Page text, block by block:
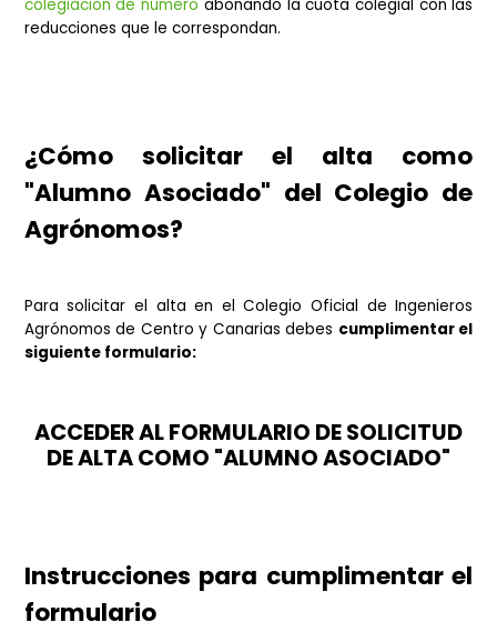
Asistencia a actos y celebraciones que
Colegio.
Una vez que obtengan el título, los alumnos
perderán su condición como tales y
reducciones que le correspondan.
¿Cómo solicitar el alta
"Alumno Asociado" del Colegio
Para solicitar el alta en el Colegio Oficial de